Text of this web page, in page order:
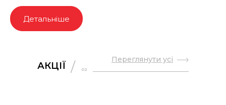
Детальніше
02
АКЦІЇ
Переглянути усі